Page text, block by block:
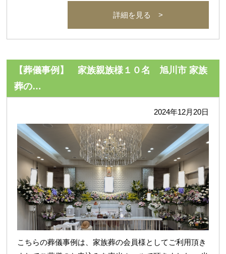
詳細を見る >
【葬儀事例】 家族親族様１０名 旭川市 家族
葬の…
2024年12月20日
こちらの葬儀事例は、家族葬の会員様としてご利用頂き